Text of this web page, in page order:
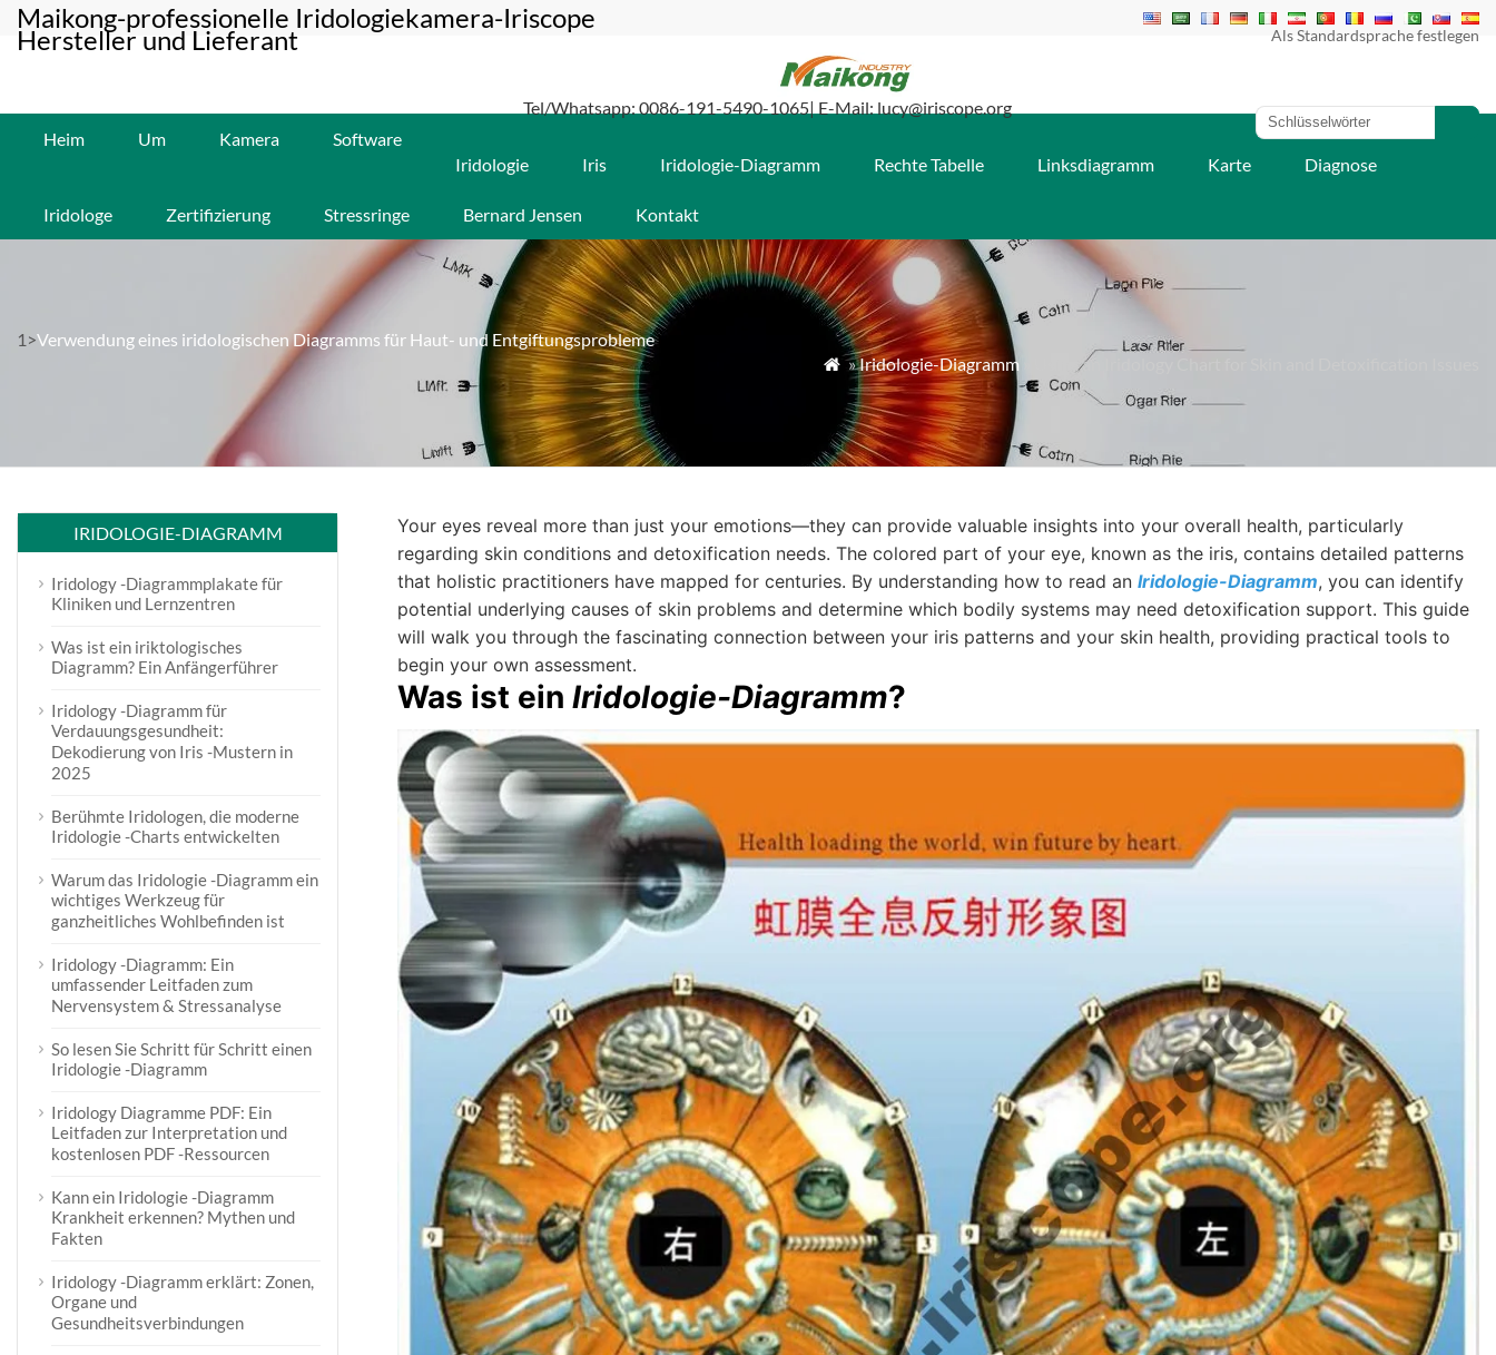
Maikong-professionelle Iridologiekamera-Iriscope
Hersteller und Lieferant Als Standardsprache festlegen
Tel/Whatsapp: 0086-191-5490-1065| E-Mail: lucy@iriscope.org
Heim
Um Kamera
Software
Iridologie
Iris Iridologie-Diagramm Rechte Tabelle Linksdiagramm Karte Diagnose
Iridologe Zertifizierung Stressringe Bernard Jensen Kontakt
1>Verwendung eines iridologischen Diagramms für Haut- und Entgiftungsprobleme
 »Iridologie-Diagramm » Using an Iridology Chart for Skin and Detoxification Issues
Your eyes reveal more than just your emotions—they can provide valuable insights into your overall health, particularly
regarding skin conditions and detoxification needs. The colored part of your eye, known as the iris, contains detailed patterns
that holistic practitioners have mapped for centuries. By understanding how to read an Iridologie-Diagramm, you can identify
potential underlying causes of skin problems and determine which bodily systems may need detoxification support. This guide
will walk you through the fascinating connection between your iris patterns and your skin health, providing practical tools to
begin your own assessment.
Was ist ein Iridologie-Diagramm?
IRIDOLOGIE-DIAGRAMM
Iridology -Diagrammplakate für
Kliniken und Lernzentren
Was ist ein iriktologisches
Diagramm? Ein Anfängerführer
Iridology -Diagramm für
Verdauungsgesundheit:
Dekodierung von Iris -Mustern in
2025
Berühmte Iridologen, die moderne
Iridologie -Charts entwickelten
Warum das Iridologie -Diagramm ein
wichtiges Werkzeug für
ganzheitliches Wohlbefinden ist
Iridology -Diagramm: Ein
umfassender Leitfaden zum
Nervensystem & Stressanalyse
So lesen Sie Schritt für Schritt einen
Iridologie -Diagramm
Iridology Diagramme PDF: Ein
Leitfaden zur Interpretation und
kostenlosen PDF -Ressourcen
Kann ein Iridologie -Diagramm
Krankheit erkennen? Mythen und
Fakten
Iridology -Diagramm erklärt: Zonen,
Organe und
Gesundheitsverbindungen